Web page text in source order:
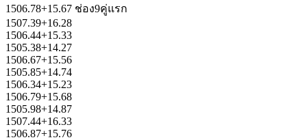
1506.78+15.67 ช่อง9คู่แรก
1507.39+16.28
1506.44+15.33
1505.38+14.27
1506.67+15.56
1505.85+14.74
1506.34+15.23
1506.79+15.68
1505.98+14.87
1507.44+16.33
1506.87+15.76